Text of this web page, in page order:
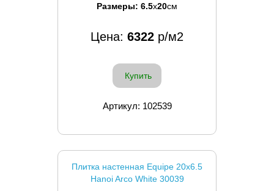
Размеры: 6.5x20см
Цена: 6322 р/м2
Купить
Артикул: 102539
Плитка настенная Equipe 20x6.5
Hanoi Arco White 30039